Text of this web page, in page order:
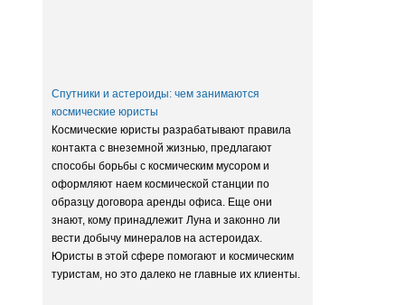
Спутники и астероиды: чем занимаются
космические юристы
Космические юристы разрабатывают правила
контакта с внеземной жизнью, предлагают
способы борьбы с космическим мусором и
оформляют наем космической станции по
образцу договора аренды офиса. Еще они
знают, кому принадлежит Луна и законно ли
вести добычу минералов на астероидах.
Юристы в этой сфере помогают и космическим
туристам, но это далеко не главные их клиенты.